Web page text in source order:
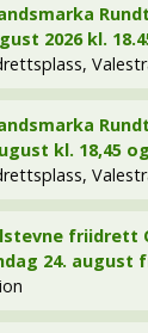
2026 kl.
kl. 18,45
friidrett
24. august